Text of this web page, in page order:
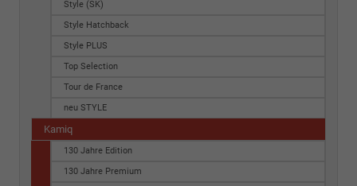
Style (SK)
Style Hatchback
Style PLUS
Top Selection
Tour de France
neu STYLE
Kamiq
130 Jahre Edition
130 Jahre Premium